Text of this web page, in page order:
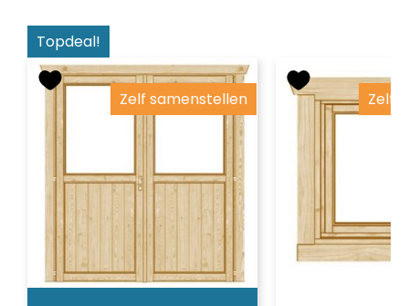
Zelf samenstellen
Topdeal!
Zelf